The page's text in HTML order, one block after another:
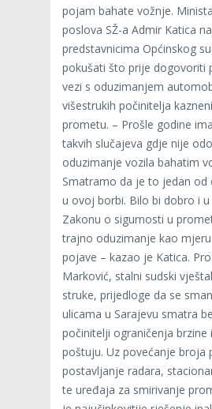
pojam bahate vožnje.
poslova SŽ-a Admir Katica
predstavnicima Općinskog
pokušati što prije dogovoriti
vezi s oduzimanjem
višestrukih počinitelja
prometu. – Prošle godine
takvih slučajeva gdje nije
oduzimanje vozila bahatim
Smatramo da je to jedan od
u ovoj borbi. Bilo bi dobro i
Zakonu o sigurnosti u
trajno oduzimanje kao
pojave – kazao je Katica.
Marković, stalni sudski
struke, prijedloge da se
ulicama u Sarajevu smatra
počinitelji ograničenja brzine
poštuju. Uz povećanje broja
postavljanje radara,
te uređaja za smirivanje